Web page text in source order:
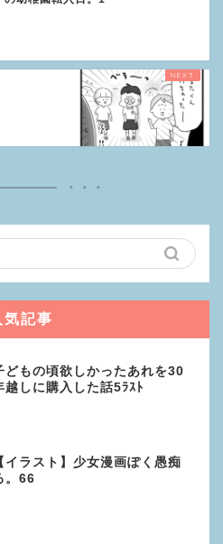
気記事
どもの頃欲しかったあれを30
越しに購入した話5ﾗｽﾄ
イラスト】少女漫画ぽく愚痴
。66